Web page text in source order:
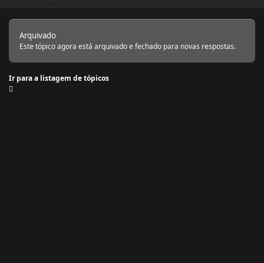
Arquivado
Este tópico agora está arquivado e fechado para novas respostas.
Ir para a listagem de tópicos